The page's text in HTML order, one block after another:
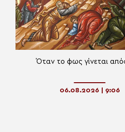
Όταν το φως γίνεται
06.08.2026 | 9:06